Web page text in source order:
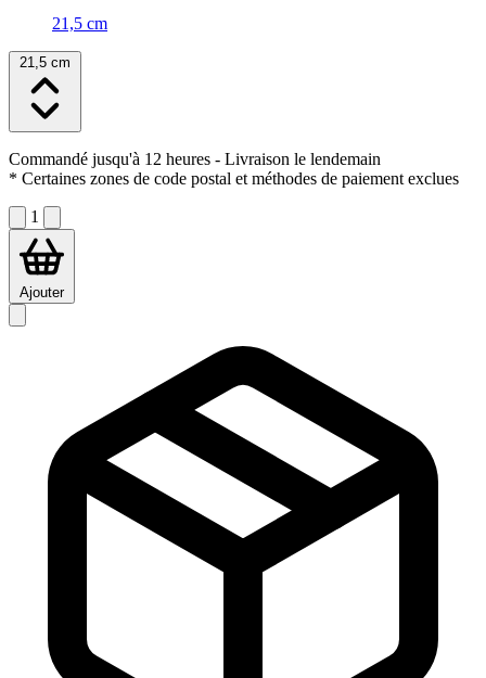
21,5 cm
21,5 cm
Commandé jusqu'à 12 heures - Livraison le lendemain
* Certaines zones de code postal et méthodes de paiement exclues
1
Ajouter